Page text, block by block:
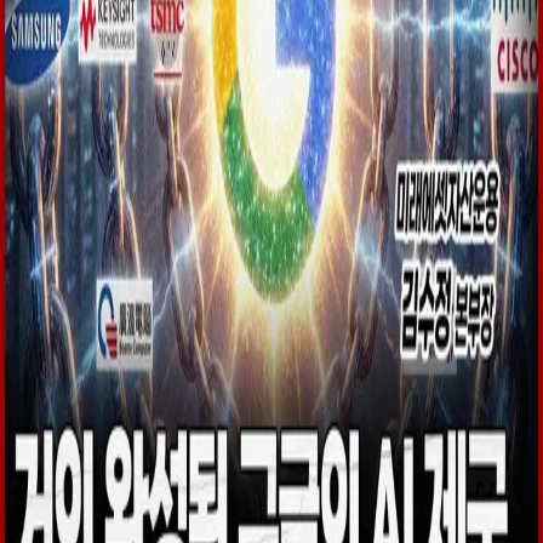
우성짱의 문서
☀️Toggle theme
전체YouTubeArticleTags Authors
Hub
홈/태그 찾기
#alphabet-google
Tag1 건 YouTube
#alphabet-google
이 태그와 연결된 문서를 한곳에서 모아보고, 함께 자주 등장
하는 연관 태그까지 이어서 탐색할 수 있습니다.
연관 태그
agentic-ai-platform 공동문서 1· 연관도 100%# agentic-data-moat
공동문서1· 연관도100% #custom-ai-accelerator공동문서1· 연
관도100%#google-ai-valuechain공동문서1· 연관도
% thematic-etf-breakdown 공동문서 1· 연관도 100
tpu-
optical-upcycle공동문서1· 연관도100%#optical-interconnect공
동문서 1 · 연관도 45 #google-tpu공동문서 1· 연관도
41 % broadcom공동문서1 · 연관도14% # expert-interview
공동문
서
· 연관도 9%
YouTube 2026년 5월 9일